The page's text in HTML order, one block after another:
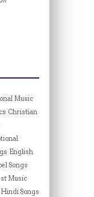
Music
Christian
English
Songs
Music
Hindi Songs